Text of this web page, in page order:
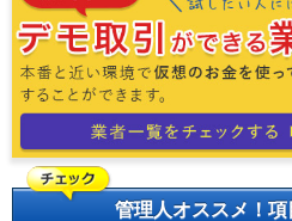
管理人オススメ！